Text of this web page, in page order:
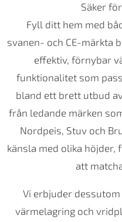
Säker
Fyll ditt hem med
svanen- och CE-märkta
effektiv, förnybar
funktionalitet som
bland ett brett utbud
från ledande märken
Nordpeis, Stuv och
känsla med olika
att
Vi erbjuder
värmelagring och